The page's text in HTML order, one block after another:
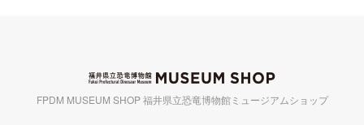
FPDM MUSEUM SHOP 福井県立恐竜博物館ミュージアムショップ